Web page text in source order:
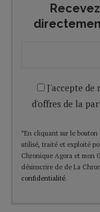
J'accepte de
d'offres de la
*En cliquant sur le bouton
utilisé, traité et exploité
Chronique Agora et mon
désinscrire de de La
confidentialité.